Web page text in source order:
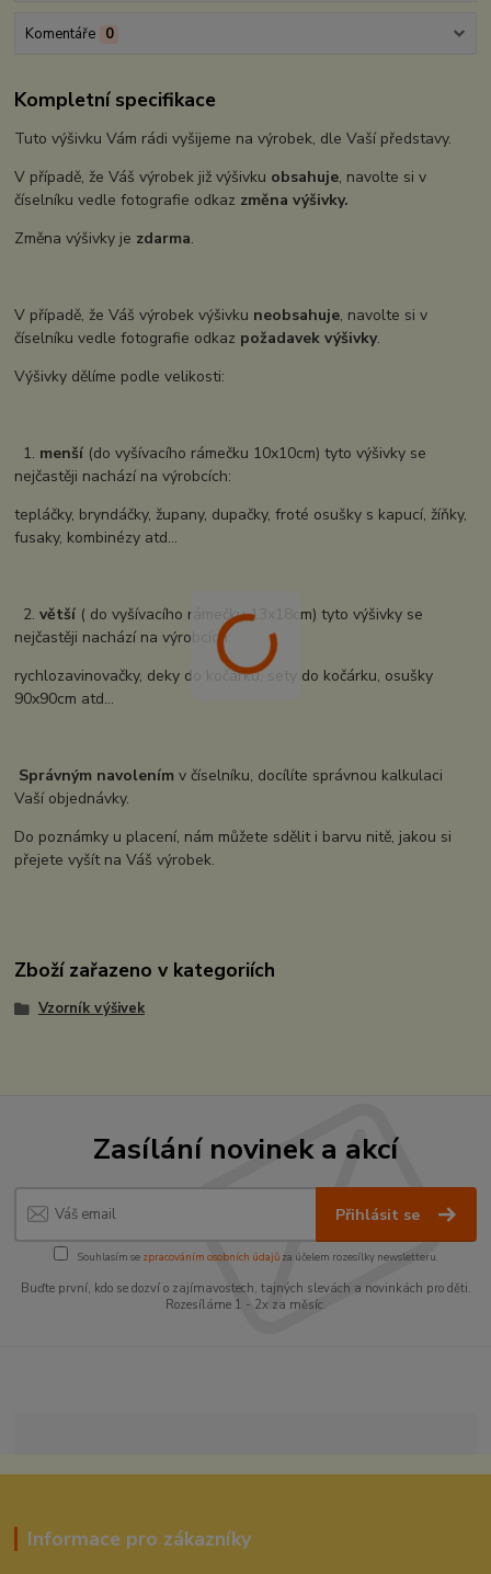
Komentáře 0
Kompletní specifikace
Tuto výšivku Vám rádi vyšijeme na výrobek, dle Vaší představy.
V případě, že Váš výrobek již výšivku obsahuje, navolte si v
číselníku vedle fotografie odkaz změna výšivky.
Změna výšivky je zdarma.
V případě, že Váš výrobek výšivku neobsahuje, navolte si v
číselníku vedle fotografie odkaz požadavek výšivky.
Výšivky dělíme podle velikosti:
1. menší (do vyšívacího rámečku 10x10cm) tyto výšivky se
nejčastěji nachází na výrobcích:
tepláčky, bryndáčky, župany, dupačky, froté osušky s kapucí, žíňky,
fusaky, kombinézy atd...
2.větší ( do vyšívacího rámečku 13x18cm) tyto výšivky se
nejčastěji nachází na výrobcích:
rychlozavinovačky, deky do kočárku, sety do kočárku, osušky
90x90cm atd...
Správným navolením v číselníku, docílíte správnou kalkulaci
Vaší objednávky.
Do poznámky u placení, nám můžete sdělit i barvu nitě, jakou si
přejete vyšít na Váš výrobek.
Zboží zařazeno v kategoriích
Vzorník výšivek
Zasílání novinek a akcí
Přihlásit se
Souhlasím se zpracováním osobních údajůza účelem rozesílky newsletteru.
Buďte první, kdo se dozví o zajímavostech, tajných slevách a novinkách pro děti.
Rozesíláme 1 - 2x za měsíc.
Informace pro zákazníky